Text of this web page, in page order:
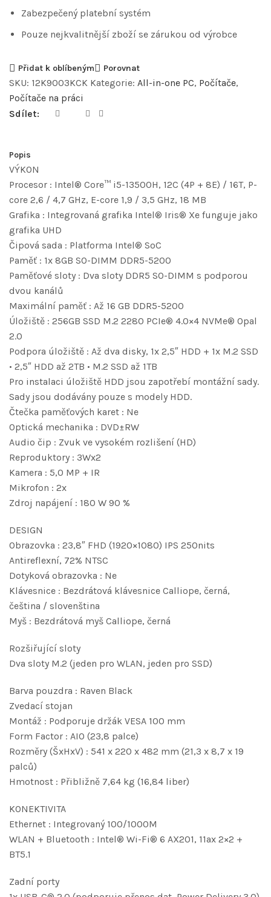
Zabezpečený platební systém
Pouze nejkvalitnější zboží se zárukou od výrobce
Přidat k oblíbeným Porovnat
SKU: 12K9003KCK Kategorie: All-in-one PC, Počítače,
Počítače na práci
Sdílet:
Popis
VÝKON
Procesor : Intel® Core™ i5-13500H, 12C (4P + 8E) / 16T, P-
core 2,6 / 4,7 GHz, E-core 1,9 / 3,5 GHz, 18 MB
Grafika : Integrovaná grafika Intel® Iris® Xe funguje jako
grafika UHD
Čipová sada : Platforma Intel® SoC
Paměť : 1x 8GB SO-DIMM DDR5-5200
Paměťové sloty : Dva sloty DDR5 SO-DIMM s podporou
dvou kanálů
Maximální paměť : Až 16 GB DDR5-5200
Úložiště : 256GB SSD M.2 2280 PCIe® 4.0×4 NVMe® Opal
2.0
Podpora úložiště : Až dva disky, 1x 2,5″ HDD + 1x M.2 SSD
• 2,5″ HDD až 2TB • M.2 SSD až 1TB
Pro instalaci úložiště HDD jsou zapotřebí montážní sady.
Sady jsou dodávány pouze s modely HDD.
Čtečka paměťových karet : Ne
Optická mechanika : DVD±RW
Audio čip : Zvuk ve vysokém rozlišení (HD)
Reproduktory : 3Wx2
Kamera : 5,0 MP + IR
Mikrofon : 2x
Zdroj napájení : 180 W 90 %
DESIGN
Obrazovka : 23,8″ FHD (1920×1080) IPS 250nits
Antireflexní, 72% NTSC
Dotyková obrazovka : Ne
Klávesnice : Bezdrátová klávesnice Calliope, černá,
čeština / slovenština
Myš : Bezdrátová myš Calliope, černá
Rozšiřující sloty
Dva sloty M.2 (jeden pro WLAN, jeden pro SSD)
Barva pouzdra : Raven Black
Zvedací stojan
Montáž : Podporuje držák VESA 100 mm
Form Factor : AIO (23,8 palce)
Rozměry (ŠxHxV) : 541 x 220 x 482 mm (21,3 x 8,7 x 19
palců)
Hmotnost : Přibližně 7,64 kg (16,84 liber)
KONEKTIVITA
Ethernet : Integrovaný 100/1000M
WLAN + Bluetooth : Intel® Wi-Fi® 6 AX201, 11ax 2×2 +
BT5.1
Zadní porty